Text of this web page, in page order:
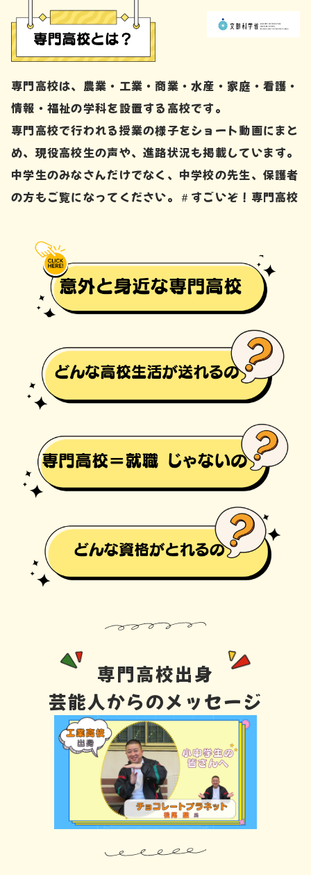
専門高校は、農業・工業・商業・水産・家庭・看護・
情報・福祉の学科を設置する高校です。
専門高校で行われる授業の様子をショート動画にまと
め、現役高校生の声や、進路状況も掲載しています。
中学生のみなさんだけでなく、中学校の先生、保護者
の方もご覧になってください。＃すごいぞ！専門高校
専門高校出身
芸能人からのメッセージ